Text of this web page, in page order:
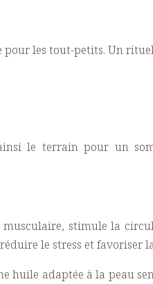
pour les tout-petits. Un
le terrain pour un
stimule la
le stress et favoriser
huile adaptée à la peau